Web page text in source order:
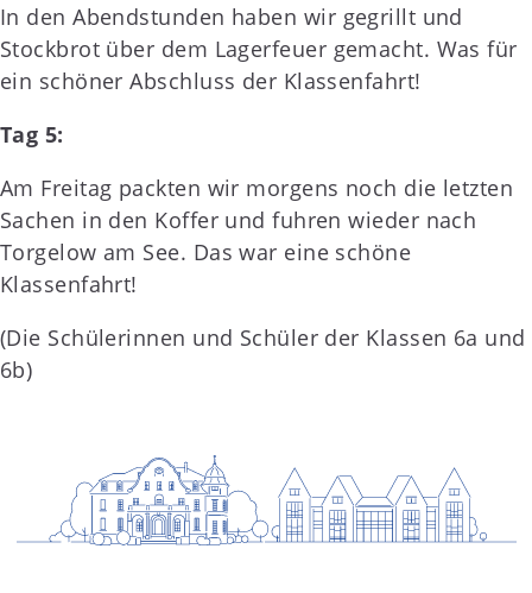
In den Abendstunden haben wir gegrillt und
Stockbrot über dem Lagerfeuer gemacht. Was für
ein schöner Abschluss der Klassenfahrt!
Tag 5:
Am Freitag packten wir morgens noch die letzten
Sachen in den Koffer und fuhren wieder nach
Torgelow am See. Das war eine schöne
Klassenfahrt!
(Die Schülerinnen und Schüler der Klassen 6a und
6b)